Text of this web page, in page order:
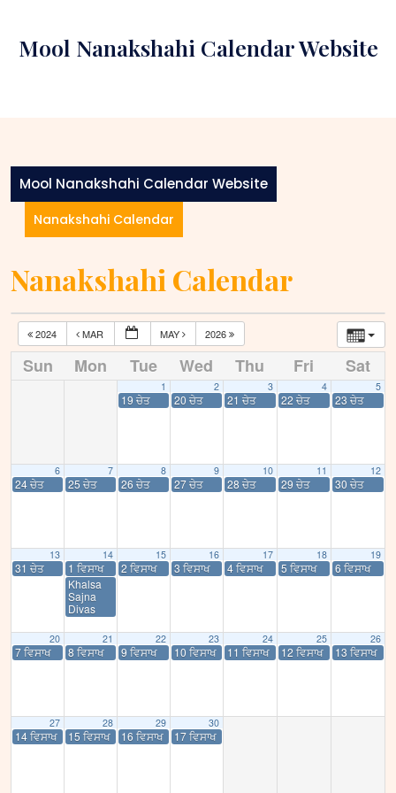
contentMool Nanakshahi Calendar Website
Mool Nanakshahi Calendar Website
Nanakshahi Calendar
Nanakshahi Calendar
2024 MAR MAY 2026
Sun Mon Tue Wed Thu Fri Sat
1
19 ਚੇਤ
2
20 ਚੇਤ
3
21 ਚੇਤ
4
22 ਚੇਤ
5
23 ਚੇਤ
6
24 ਚੇਤ
7
25 ਚੇਤ
8
26 ਚੇਤ
9
27 ਚੇਤ
10
28 ਚੇਤ
11
29 ਚੇਤ
12
30 ਚੇਤ
13
31 ਚੇਤ
14
1 ਵਿਸਾਖ
Khalsa
Sajna
Divas
15
2 ਵਿਸਾਖ
16
3 ਵਿਸਾਖ
17
4 ਵਿਸਾਖ
18
5 ਵਿਸਾਖ
19
6 ਵਿਸਾਖ
20
7 ਵਿਸਾਖ
21
8 ਵਿਸਾਖ
22
9 ਵਿਸਾਖ
23
10 ਵਿਸਾਖ
24
11 ਵਿਸਾਖ
25
12 ਵਿਸਾਖ
26
13 ਵਿਸਾਖ
27
14 ਵਿਸਾਖ
28
15 ਵਿਸਾਖ
29
16 ਵਿਸਾਖ
30
17 ਵਿਸਾਖ